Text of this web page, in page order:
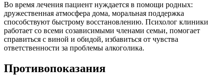
Во время лечения пациент нуждается в помощи родных:
дружественная атмосфера дома, моральная поддержка
способствуют быстрому восстановлению. Психолог клиники
работает со всеми созависимыми членами семьи, помогает
справиться с виной и обидой, избавиться от чувства
ответственности за проблемы алкоголика.
Противопоказания